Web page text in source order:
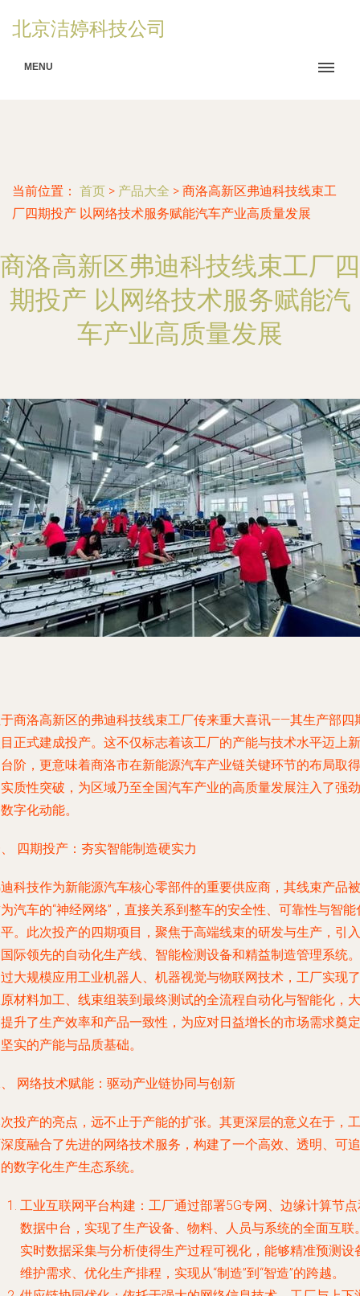
北京洁婷科技公司
MENU
当前位置： 首页 > 产品大全 > 商洛高新区弗迪科技线束工
厂四期投产 以网络技术服务赋能汽车产业高质量发展
商洛高新区弗迪科技线束工厂四
期投产 以网络技术服务赋能汽
车产业高质量发展
商洛高新区的弗迪科技线束工厂传来重大喜讯——其生产部四
正式建成投产。这不仅标志着该工厂的产能与技术水平迈上新
阶，更意味着商洛市在新能源汽车产业链关键环节的布局取得
质性突破，为区域乃至全国汽车产业的高质量发展注入了强劲
字化动能。
四期投产：夯实智能制造硬实力
科技作为新能源汽车核心零部件的重要供应商，其线束产品被
汽车的“神经网络”，直接关系到整车的安全性、可靠性与智能
。此次投产的四期项目，聚焦于高端线束的研发与生产，引入
际领先的自动化生产线、智能检测设备和精益制造管理系统。
大规模应用工业机器人、机器视觉与物联网技术，工厂实现了
材料加工、线束组装到最终测试的全流程自动化与智能化，大
升了生产效率和产品一致性，为应对日益增长的市场需求奠定
实的产能与品质基础。
网络技术赋能：驱动产业链协同与创新
投产的亮点，远不止于产能的扩张。其更深层的意义在于，工
度融合了先进的网络技术服务，构建了一个高效、透明、可追
数字化生产生态系统。
工业互联网平台构建 ：工厂通过部署5G专网、边缘计算节
数据中台，实现了生产设备、物料、人员与系统的全面互联
实时数据采集与分析使得生产过程可视化，能够精准预测设
维护需求、优化生产排程，实现从“制造”到“智造”的跨越。